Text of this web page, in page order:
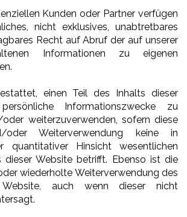
Kunden oder Partner verfügen
nicht exklusives, unabtretbares
Recht auf Abruf der auf unserer
Informationen zu eigenen
einen Teil des Inhalts dieser
Informationszwecke zu
weiterzuverwenden, sofern diese
oder Weiterverwendung keine in
quantitativer Hinsicht wesentlichen
dieser Website betrifft. Ebenso ist die
wiederholte Weiterverwendung des
auch wenn dieser nicht